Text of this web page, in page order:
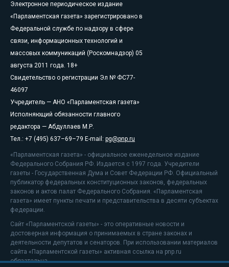
Электронное периодическое издание
«Парламентская газета» зарегистрировано в
Федеральной службе по надзору в сфере
связи, информационных технологий и
массовых коммуникаций (Роскомнадзор) 05
августа 2011 года. 18+
Свидетельство о регистрации Эл № ФС77-
46097
Учредитель — АНО «Парламентская газета»
Исполняющий обязанности главного
редактора — Абдуллаев М.Р.
Тел.: +7 (495) 637–69–79 E-mail: pg@pnp.ru
«Парламентская газета» - официальное еженедельное издание
Федерального Собрания РФ. Издается с 1997 года. Учредители
газеты - Государственная Дума и Совет Федерации РФ. Официальный
публикатор федеральных конституционных законов, федеральных
законов и актов палат Федерального Собрания. «Парламентская
газета» имеет пункты печати и представительства в десяти субъектах
федерации.
Сайт «Парламентской газеты» - это оперативные новости и
достоверная информация о принимаемых в стране законах и
деятельности депутатов и сенаторов. При использовании материалов
сайта «Парламентской газеты» активная ссылка на pnp.ru
обязательна.